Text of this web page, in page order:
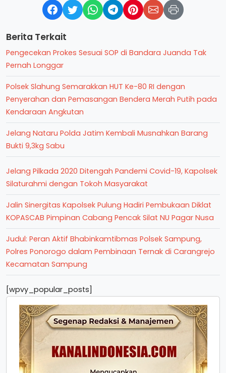
Berita Terkait
Pengecekan Prokes Sesuai SOP di Bandara Juanda Tak
Pernah Longgar
Polsek Slahung Semarakkan HUT Ke-80 RI dengan
Penyerahan dan Pemasangan Bendera Merah Putih pada
Kendaraan Angkutan
Jelang Nataru Polda Jatim Kembali Musnahkan Barang
Bukti 9,3kg Sabu
Jelang Pilkada 2020 Ditengah Pandemi Covid-19, Kapolsek
Silaturahmi dengan Tokoh Masyarakat
Jalin Sinergitas Kapolsek Pulung Hadiri Pembukaan Diklat
KOPASCAB Pimpinan Cabang Pencak Silat NU Pagar Nusa
Judul: Peran Aktif Bhabinkamtibmas Polsek Sampung,
Polres Ponorogo dalam Pembinaan Ternak di Carangrejo
Kecamatan Sampung
[wpvy_popular_posts]